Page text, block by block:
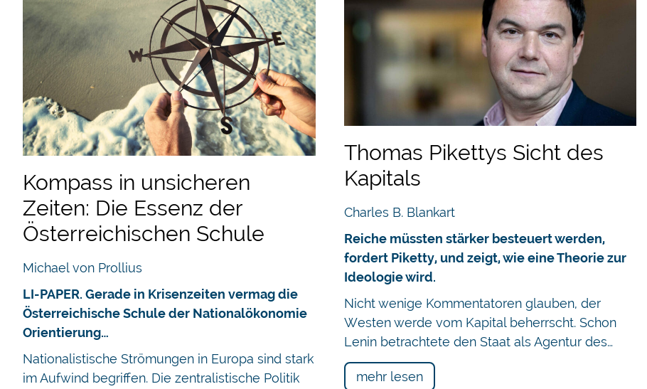
Kompass in unsicheren
Zeiten: Die Essenz der
Österreichischen Schule
Michael von Prollius
LI-PAPER. Gerade in Krisenzeiten vermag die
Österreichische Schule der Nationalökonomie
Orientierung…
Nationalistische Strömungen in Europa sind stark
im Aufwind begriffen. Die zentralistische Politik
Thomas Pikettys Sicht des
Kapitals
Charles B. Blankart
Reiche müssten stärker besteuert werden,
fordert Piketty, und zeigt, wie eine Theorie zur
Ideologie wird.
Nicht wenige Kommentatoren glauben, der
Westen werde vom Kapital beherrscht. Schon
Lenin betrachtete den Staat als Agentur des…
mehr lesen